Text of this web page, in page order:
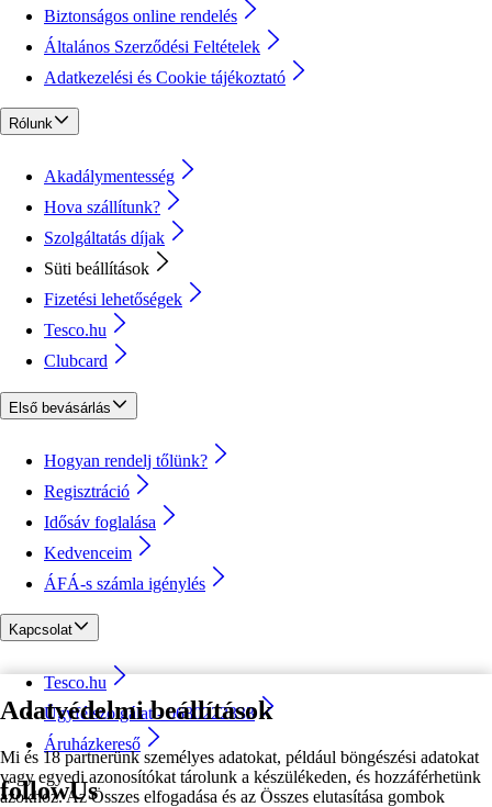
Adatvédelmi beállítások
Mi és 18 partnerünk személyes adatokat, például böngészési adatokat
vagy egyedi azonosítókat tárolunk a készülékeden, és hozzáférhetünk
azokhoz. Az Összes elfogadása és az Összes elutasítása gombok
Biztonságos online rendelés
Általános Szerződési Feltételek
Adatkezelési és Cookie tájékoztató
Rólunk
Akadálymentesség
Hova szállítunk?
Szolgáltatás díjak
Süti beállítások
Fizetési lehetőségek
Tesco.hu
Clubcard
Első bevásárlás
Hogyan rendelj tőlünk?
Regisztráció
Idősáv foglalása
Kedvenceim
ÁFÁ-s számla igénylés
Kapcsolat
Tesco.hu
Ügyfélszolgálat - 0680222333
Áruházkereső
followUs